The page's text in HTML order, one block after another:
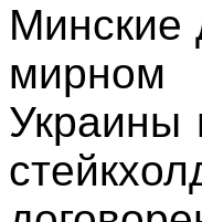
Минские
мирном
Украины